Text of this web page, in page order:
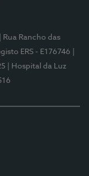
| Rua Rancho das
ERS - E176746
| Hospital da Luz